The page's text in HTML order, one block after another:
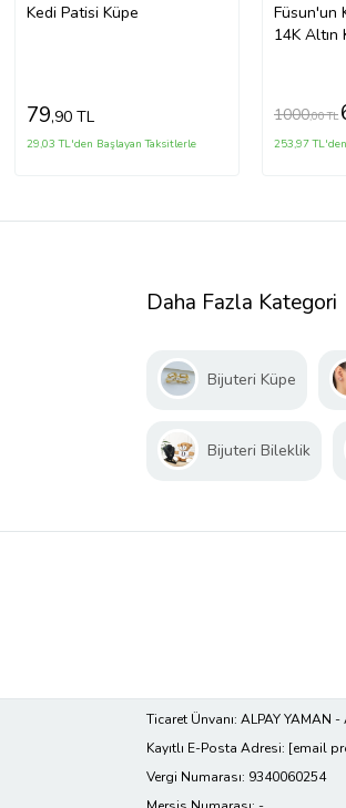
Kedi Patisi Küpe
79,90 TL
29,03 TL'den Başlayan Taksitlerle
Füsun'un
14K Altın
cm) (Gold)
1000,00 TL
253,97
Daha Fazla Kategori
Bijuteri Küpe
Bijuteri Bileklik
Ticaret Ünvanı: ALPAY YAMAN -
Kayıtlı E-Posta Adresi: [email
Vergi Numarası: 9340060254